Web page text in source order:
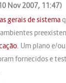
Nov 2007, 11:47)
gerais de sistema
. Um plano e/
fornecidos e